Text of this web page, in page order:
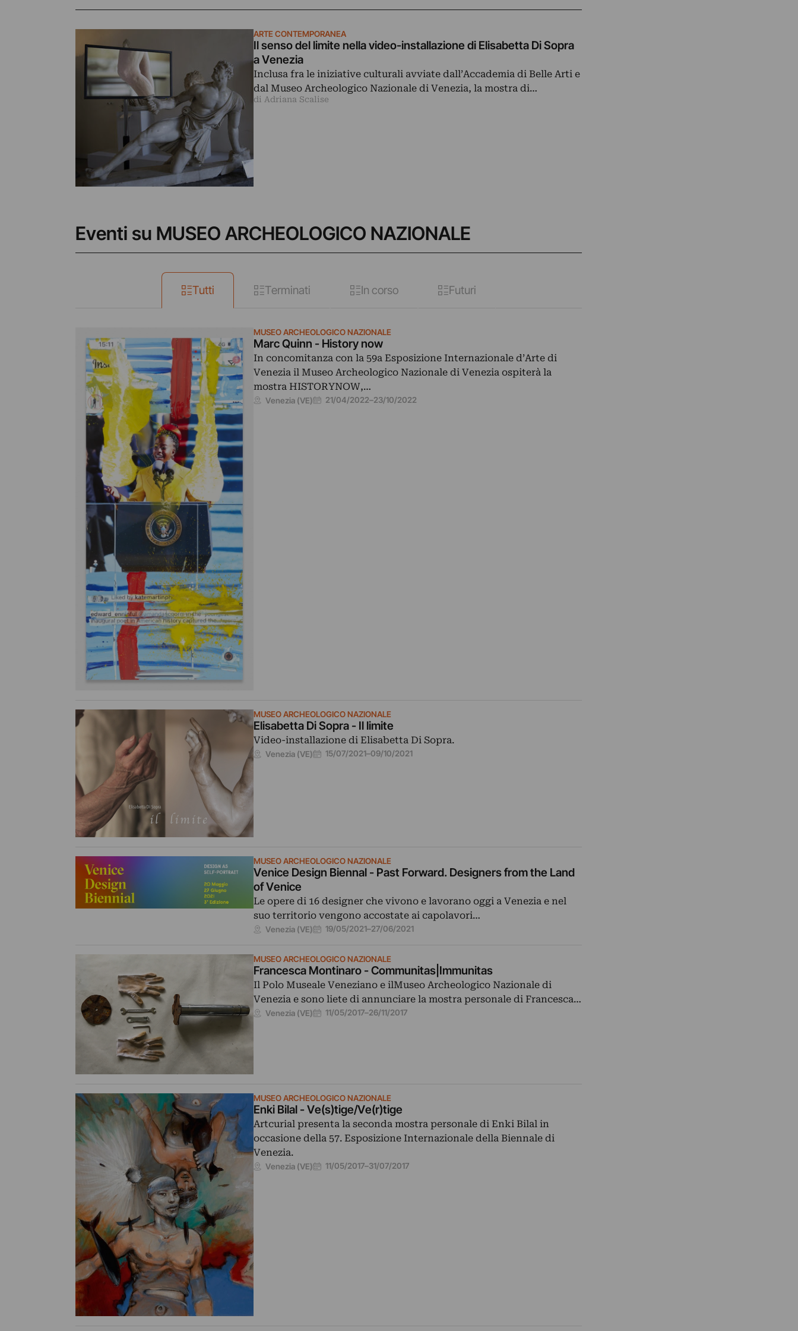
ARTE CONTEMPORANEA
Il senso del limite nella video-installazione di Elisabetta Di Sopra
a Venezia
Inclusa fra le iniziative culturali avviate dall’Accademia di Belle Arti e
dal Museo Archeologico Nazionale di Venezia, la mostra di…
di Adriana Scalise
Eventi su MUSEO ARCHEOLOGICO NAZIONALE
Tutti Terminati In corso Futuri
MUSEO ARCHEOLOGICO NAZIONALE
Marc Quinn - History now
In concomitanza con la 59a Esposizione Internazionale d’Arte di
Venezia il Museo Archeologico Nazionale di Venezia ospiterà la
mostra HISTORYNOW,…
Venezia (VE) 21/04/2022–23/10/2022
MUSEO ARCHEOLOGICO NAZIONALE
Elisabetta Di Sopra - Il limite
Video-installazione di Elisabetta Di Sopra.
Venezia (VE) 15/07/2021–09/10/2021
MUSEO ARCHEOLOGICO NAZIONALE
Venice Design Biennal - Past Forward. Designers from the Land
of Venice
Le opere di 16 designer che vivono e lavorano oggi a Venezia e nel
suo territorio vengono accostate ai capolavori…
Venezia (VE) 19/05/2021–27/06/2021
MUSEO ARCHEOLOGICO NAZIONALE
Francesca Montinaro - Communitas|Immunitas
Il Polo Museale Veneziano e ilMuseo Archeologico Nazionale di
Venezia e sono liete di annunciare la mostra personale di Francesca…
Venezia (VE) 11/05/2017–26/11/2017
MUSEO ARCHEOLOGICO NAZIONALE
Enki Bilal - Ve(s)tige/Ve(r)tige
Artcurial presenta la seconda mostra personale di Enki Bilal in
occasione della 57. Esposizione Internazionale della Biennale di
Venezia.
Venezia (VE) 11/05/2017–31/07/2017